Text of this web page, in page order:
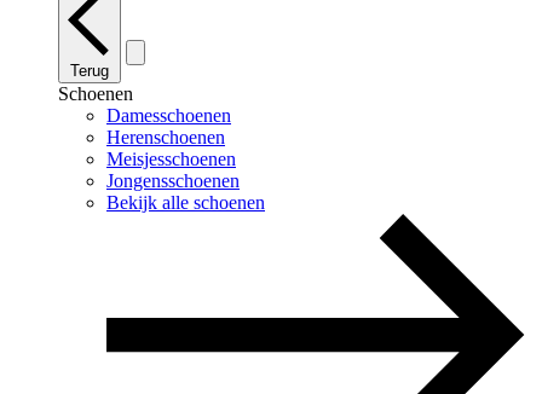
Terug
Schoenen
Damesschoenen
Herenschoenen
Meisjesschoenen
Jongensschoenen
Bekijk alle schoenen